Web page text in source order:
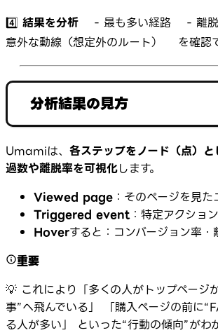
4️⃣ 結果を分析 - 最も多い経路 - 離
意外な動線（想定外のルート） を確認で
分析結果の見方
Umamiは、 各ステップをノード（点）
過数や離脱率を可視化します。
Viewed page ：そのページを見
Triggered event：特定アクショ
Hoverすると：コンバージョン率・
重要
💡 これにより「多くの人がトップページ
事”へ飛んでいる」 「購入ページの前に
る人が多い」 といった“行動の傾向”がわ